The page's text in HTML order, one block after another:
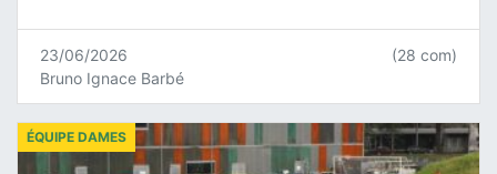
23/06/2026
Bruno Ignace Barbé
(28 com)
ÉQUIPE DAMES